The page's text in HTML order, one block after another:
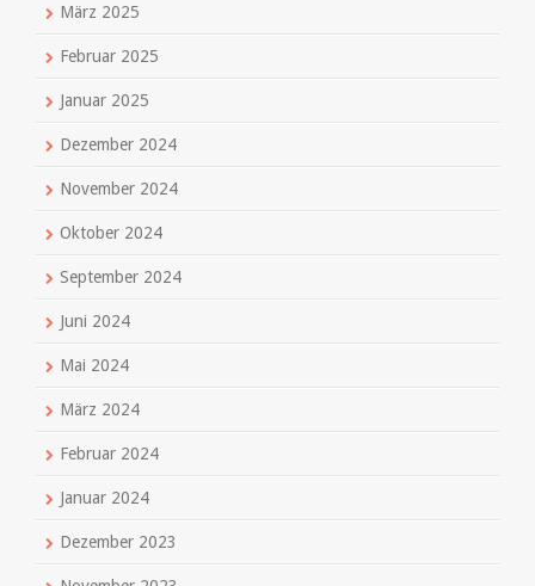
März 2025
Februar 2025
Januar 2025
Dezember 2024
November 2024
Oktober 2024
September 2024
Juni 2024
Mai 2024
März 2024
Februar 2024
Januar 2024
Dezember 2023